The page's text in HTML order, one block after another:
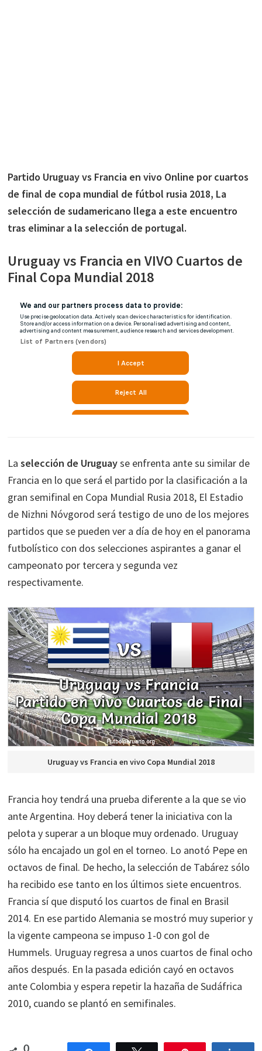
Partido Uruguay vs Francia en vivo Online por cuartos
de final de copa mundial de fútbol rusia 2018, La
selección de sudamericano llega a este encuentro
tras eliminar a la selección de portugal.
Uruguay vs Francia en VIVO Cuartos de
Final Copa Mundial 2018
Laselección de Uruguayse enfrenta ante su similar de
Francia en lo que será el partido por la clasificación a la
gran semifinal en Copa Mundial Rusia 2018, El Estadio
de Nizhni Nóvgorod será testigo de uno de los mejores
partidos que se pueden ver a día de hoy en el panorama
futbolístico con dos selecciones aspirantes a ganar el
campeonato por tercera y segunda vez
respectivamente.
Uruguay vs Francia en vivo Copa Mundial 2018
Francia hoy tendrá una prueba diferente a la que se vio
ante Argentina. Hoy deberá tener la iniciativa con la
pelota y superar a un bloque muy ordenado. Uruguay
sólo ha encajado un gol en el torneo. Lo anotó Pepe en
octavos de final. De hecho, la selección de Tabárez sólo
ha recibido ese tanto en los últimos siete encuentros.
Francia sí que disputó los cuartos de final en Brasil
2014. En ese partido Alemania se mostró muy superior y
la vigente campeona se impuso 1-0 con gol de
Hummels. Uruguay regresa a unos cuartos de final ocho
años después. En la pasada edición cayó en octavos
ante Colombia y espera repetir la hazaña de Sudáfrica
2010, cuando se plantó en semifinales.